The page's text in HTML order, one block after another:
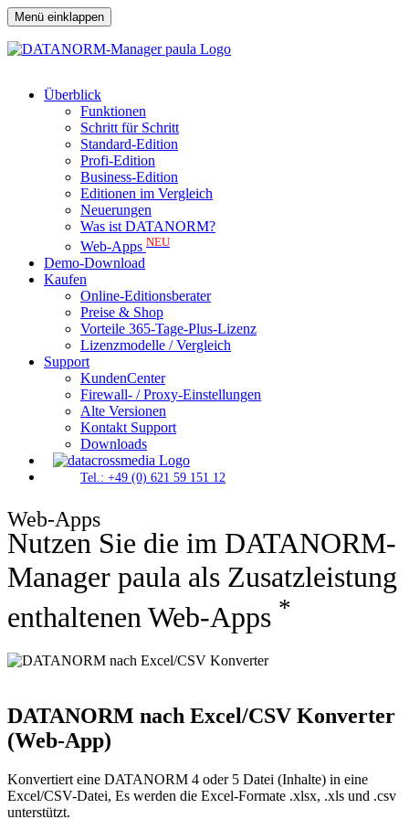
Menü einklappen
Überblick
Funktionen
Schritt für Schritt
Standard-Edition
Profi-Edition
Business-Edition
Editionen im Vergleich
Neuerungen
Was ist DATANORM?
Web-Apps NEU
Demo-Download
Kaufen
Online-Editionsberater
Preise & Shop
Vorteile 365-Tage-Plus-Lizenz
Lizenzmodelle / Vergleich
Support
KundenCenter
Firewall- / Proxy-Einstellungen
Alte Versionen
Kontakt Support
Downloads
Tel.: +49 (0) 621 59 151 12
Web-Apps
Nutzen Sie die im DATANORM-
Manager paula als Zusatzleistung
enthaltenen Web-Apps *
DATANORM nach Excel/CSV Konverter
(Web-App)
Konvertiert eine DATANORM 4 oder 5 Datei (Inhalte) in eine
Excel/CSV-Datei, Es werden die Excel-Formate .xlsx, .xls und .csv
unterstützt.